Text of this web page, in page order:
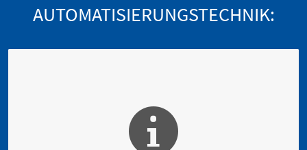
AUTOMATISIERUNGSTECHNIK: